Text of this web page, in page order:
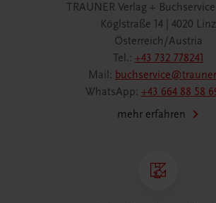
TRAUNER Verlag +
Köglstraße 14 | 4020 Linz
Österreich/Austria
Tel.: +43 732 778241
Mail:
WhatsApp: +43 664 88 58
mehr erfahren